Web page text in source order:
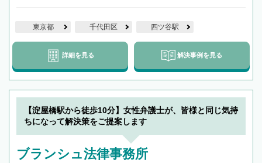
東京都 千代田区 四ツ谷駅
詳細を見る 解決事例を見る
【淀屋橋駅から徒歩10分】女性弁護士が、皆様と同じ気持
ちになって解決策をご提案します
ブランシュ法律事務所